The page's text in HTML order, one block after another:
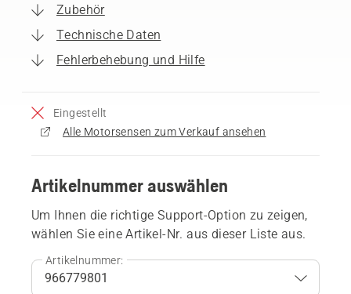
Zubehör
Technische Daten
Fehlerbehebung und Hilfe
Eingestellt
Alle Motorsensen zum Verkauf ansehen
Artikelnummer auswählen
Um Ihnen die richtige Support-Option zu zeigen,
wählen Sie eine Artikel-Nr. aus dieser Liste aus.
Artikelnummer: